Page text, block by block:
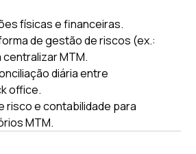
físicas e financeiras.
de gestão de riscos (ex.:
MTM.
diária entre
office.
risco e contabilidade para
MTM.